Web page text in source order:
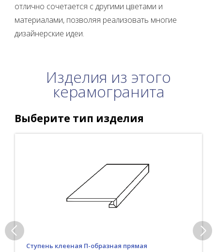
отлично сочетается с другими цветами и
материалами, позволяя реализовать многие
дизайнерские идеи.
Изделия из этого
керамогранита
Выберите тип изделия
Ступень клееная П-образная прямая